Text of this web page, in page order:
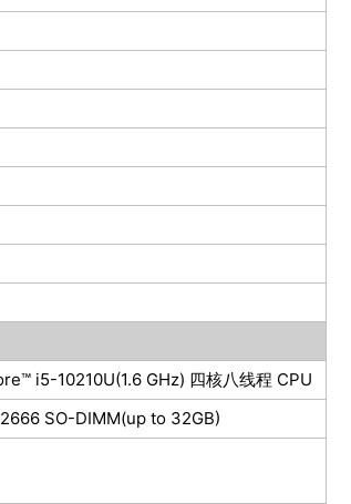
i5-10210U(1.6 GHz) 四核八线程 CPU
SO-DIMM(up to 32GB)